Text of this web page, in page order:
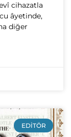
cihazatla
âyetinde,
diğer
EDITÖR